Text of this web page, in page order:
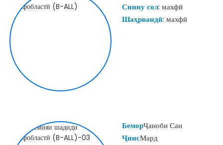
Синну сол: махфӣ
Шаҳрвандӣ: махфӣ
БеморҶаноби Сан
ҶинсМард